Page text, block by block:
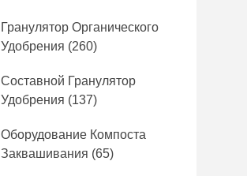
Гранулятор Органического
Удобрения (260)
Составной Гранулятор
Удобрения (137)
Оборудование Компоста
Заквашивания (65)